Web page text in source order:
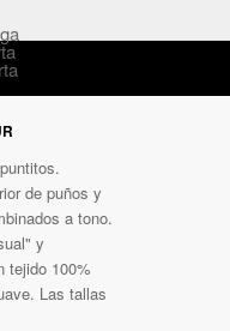
de puños y
a tono.
y
tejido 100%
Las tallas